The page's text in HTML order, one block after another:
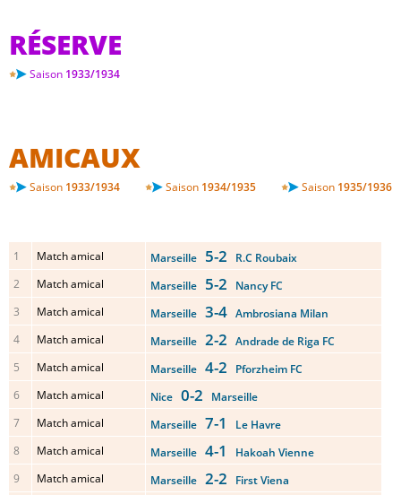
RÉSERVE
Saison 1933/1934
AMICAUX
Saison 1933/1934 Saison1934/1935 Saison1935/1936
1 Match amical Marseille 5-2 R.C Roubaix
2
Match amical Marseille 5-2 Nancy FC
3
Match amical Marseille 3-4 Ambrosiana Milan
4
Match amical Marseille 2-2 Andrade de Riga FC
5
Match amical Marseille 4-2 Pforzheim FC
6
Match amical Nice 0-2 Marseille
7
Match amical Marseille 7-1
Le Havre
8
Match amical Marseille 4-1
Hakoah Vienne
9
Match amical Marseille 2-2 First Viena